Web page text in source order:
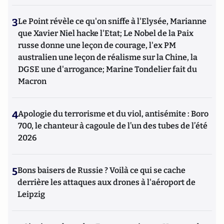
3Le Point révèle ce qu'on sniffe à l'Elysée, Marianne
que Xavier Niel hacke l'Etat; Le Nobel de la Paix
russe donne une leçon de courage, l'ex PM
australien une leçon de réalisme sur la Chine, la
DGSE une d'arrogance; Marine Tondelier fait du
Macron
4Apologie du terrorisme et du viol, antisémite : Boro
700, le chanteur à cagoule de l’un des tubes de l’été
2026
5Bons baisers de Russie ? Voilà ce qui se cache
derrière les attaques aux drones à l'aéroport de
Leipzig